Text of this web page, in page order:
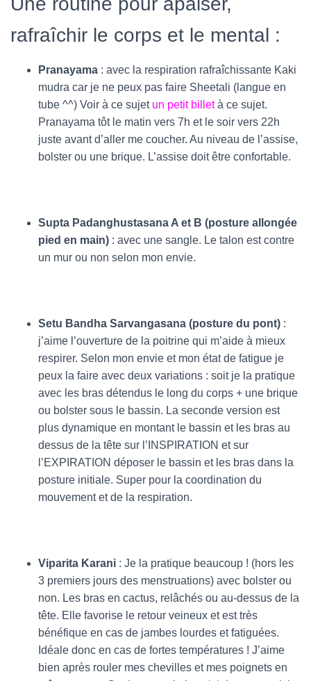
rafraîchir le corps et le mental :
Pranayama : avec la respiration rafraîchissante Kaki
mudra car je ne peux pas faire Sheetali (langue en
tube ^^) Voir à ce sujet un petit billetà ce sujet.
Pranayama tôt le matin vers 7h et le soir vers 22h
juste avant d’aller me coucher. Au niveau de l’assise,
bolster ou une brique. L’assise doit être confortable.
Supta Padanghustasana A et B (posture allongée
pied en main) : avec une sangle. Le talon est contre
un mur ou non selon mon envie.
Setu Bandha Sarvangasana (posture du pont) :
j’aime l’ouverture de la poitrine qui m’aide à mieux
respirer. Selon mon envie et mon état de fatigue je
peux la faire avec deux variations : soit je la pratique
avec les bras détendus le long du corps + une brique
ou bolster sous le bassin. La seconde version est
plus dynamique en montant le bassin et les bras au
dessus de la tête sur l’INSPIRATION et sur
l’EXPIRATION déposer le bassin et les bras dans la
posture initiale. Super pour la coordination du
mouvement et de la respiration.
Viparita Karani : Je la pratique beaucoup ! (hors les
3 premiers jours des menstruations) avec bolster ou
non. Les bras en cactus, relâchés ou au-dessus de la
tête. Elle favorise le retour veineux et est très
bénéfique en cas de jambes lourdes et fatiguées.
Idéale donc en cas de fortes températures ! J’aime
bien après rouler mes chevilles et mes poignets en